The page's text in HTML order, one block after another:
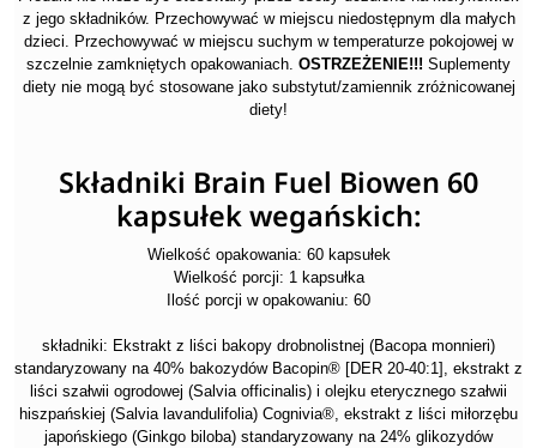
z jego składników. Przechowywać w miejscu niedostępnym dla małych
dzieci. Przechowywać w miejscu suchym w temperaturze pokojowej w
szczelnie zamkniętych opakowaniach. OSTRZEŻENIE!!! Suplementy
diety nie mogą być stosowane jako substytut/zamiennik zróżnicowanej
diety!
Składniki Brain Fuel Biowen 60
kapsułek wegańskich:
Wielkość opakowania: 60 kapsułek
Wielkość porcji: 1 kapsułka
Ilość porcji w opakowaniu: 60
składniki: Ekstrakt z liści bakopy drobnolistnej (Bacopa monnieri)
standaryzowany na 40% bakozydów Bacopin®️ [DER 20-40:1], ekstrakt z
liści szałwii ogrodowej (Salvia officinalis) i olejku eterycznego szałwii
hiszpańskiej (Salvia lavandulifolia) Cognivia®️, ekstrakt z liści miłorzębu
japońskiego (Ginkgo biloba) standaryzowany na 24% glikozydów